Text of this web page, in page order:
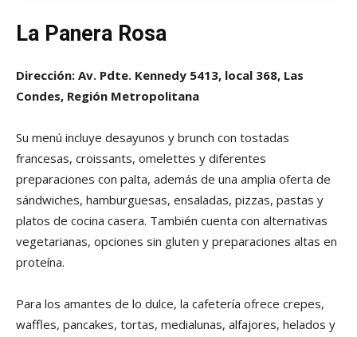
La Panera Rosa
Dirección: Av. Pdte. Kennedy 5413, local 368, Las
Condes, Región Metropolitana
Su menú incluye desayunos y brunch con tostadas
francesas, croissants, omelettes y diferentes
preparaciones con palta, además de una amplia oferta de
sándwiches, hamburguesas, ensaladas, pizzas, pastas y
platos de cocina casera. También cuenta con alternativas
vegetarianas, opciones sin gluten y preparaciones altas en
proteína.
Para los amantes de lo dulce, la cafetería ofrece crepes,
waffles, pancakes, tortas, medialunas, alfajores, helados y